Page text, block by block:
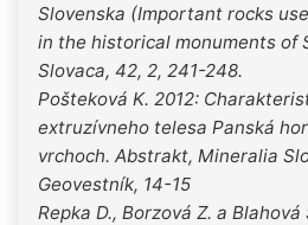
Slovenska (Important rocks
in the historical monuments of
Slovaca, 42, 2, 241-248.
Pošteková K. 2012:
extruzívneho telesa Panská
vrchoch. Abstrakt, Mineralia
Geovestník, 14-15
Repka D., Borzová Z. a Blahová